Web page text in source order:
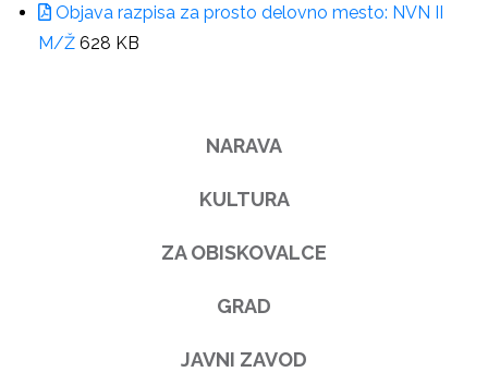
Objava razpisa za prosto delovno mesto: NVN II
M/Ž 628 KB
NARAVA
KULTURA
ZA OBISKOVALCE
GRAD
JAVNI ZAVOD